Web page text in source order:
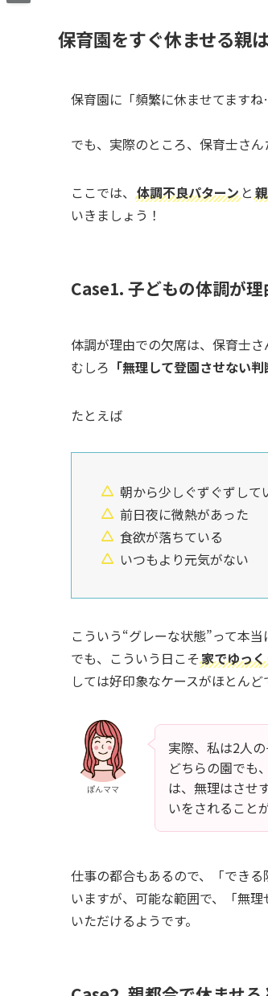
保育園をすぐ休ませる親
保育園に「頻繁に休ませてます
でも、実際のところ、保育士さ
ここでは、 体調不良パターン と
いきましょう！
Case1. 子どもの体調が
体調が理由での欠席は、保育士さ
むしろ 「無理して登園させない
たとえば
朝から少しぐずぐずして
前日夜に微熱があった
食欲が落ちている
いつもより元気がない
こういう“グレーな状態”って本当
でも、こういう日こそ家でゆっ
しては好印象なケースがほとんど
ぽんママ
実際、私は2人
どちらの園でも
は、無理はさせ
いをされること
仕事の都合もあるので、「でき
いますが、可能な範囲で、「無
いただけるようです。